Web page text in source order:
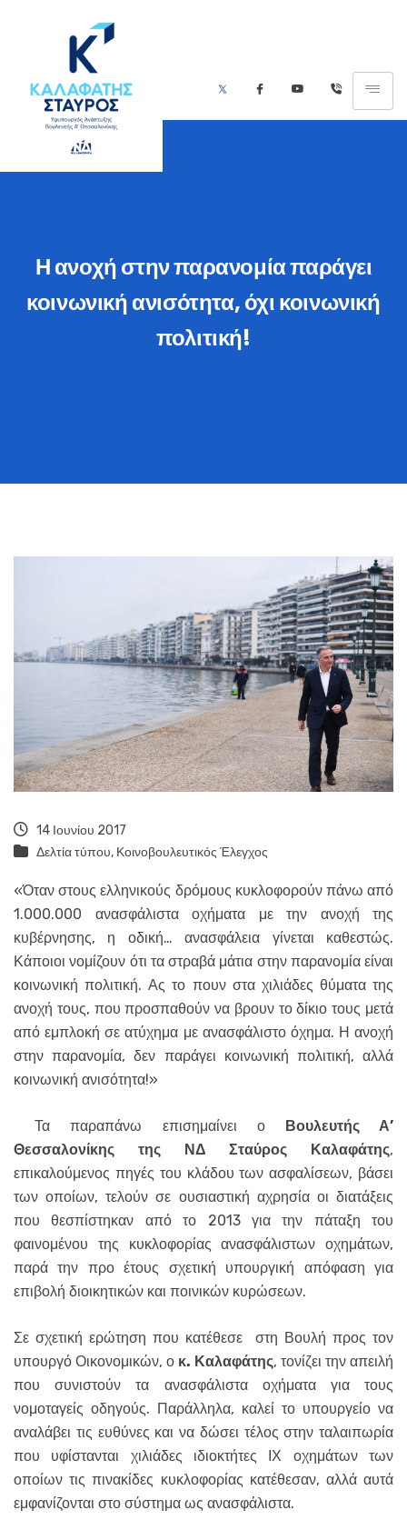
Η ανοχή στην παρανομία παράγει
κοινωνική ανισότητα, όχι κοινωνική
πολιτική!
14 Ιουνίου 2017
Δελτία τύπου, Κοινοβουλευτικός Έλεγχος
«Όταν στους ελληνικούς δρόμους κυκλοφορούν πάνω από
1.000.000 ανασφάλιστα οχήματα με την ανοχή της
κυβέρνησης, η οδική… ανασφάλεια γίνεται καθεστώς.
Κάποιοι νομίζουν ότι τα στραβά μάτια στην παρανομία είναι
κοινωνική πολιτική. Ας το πουν στα χιλιάδες θύματα της
ανοχή τους, που προσπαθούν να βρουν το δίκιο τους μετά
από εμπλοκή σε ατύχημα με ανασφάλιστο όχημα. Η ανοχή
στην παρανομία, δεν παράγει κοινωνική πολιτική, αλλά
κοινωνική ανισότητα!»
Τα παραπάνω επισημαίνει ο Βουλευτής Α’
Θεσσαλονίκης της ΝΔ Σταύρος Καλαφάτης,
επικαλούμενος πηγές του κλάδου των ασφαλίσεων, βάσει
των οποίων, τελούν σε ουσιαστική αχρησία οι διατάξεις
που θεσπίστηκαν από το 2013 για την πάταξη του
φαινομένου της κυκλοφορίας ανασφάλιστων οχημάτων,
παρά την προ έτους σχετική υπουργική απόφαση για
επιβολή διοικητικών και ποινικών κυρώσεων.
Σε σχετική ερώτηση που κατέθεσε στη Βουλή προς τον
υπουργό Οικονομικών, ο κ. Καλαφάτης, τονίζει την απειλή
που συνιστούν τα ανασφάλιστα οχήματα για τους
νομοταγείς οδηγούς. Παράλληλα, καλεί το υπουργείο να
αναλάβει τις ευθύνες και να δώσει τέλος στην ταλαιπωρία
που υφίστανται χιλιάδες ιδιοκτήτες ΙΧ οχημάτων των
οποίων τις πινακίδες κυκλοφορίας κατέθεσαν, αλλά αυτά
εμφανίζονται στο σύστημα ως ανασφάλιστα.